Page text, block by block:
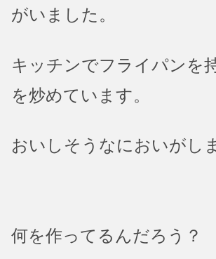
がいました。
キッチンでフライパンを
を炒めています。
おいしそうなにおいがし
何を作ってるんだろう？